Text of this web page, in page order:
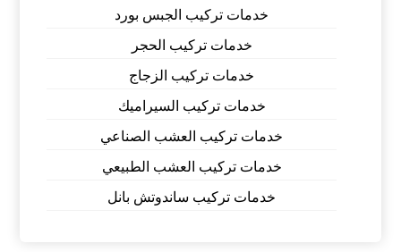
خدمات تركيب الجبس بورد
خدمات تركيب الحجر
خدمات تركيب الزجاج
خدمات تركيب السيراميك
خدمات تركيب العشب الصناعي
خدمات تركيب العشب الطبيعي
خدمات تركيب ساندوتش بانل